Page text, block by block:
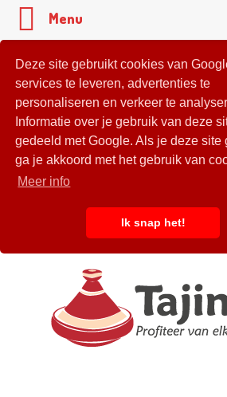
Deze site gebruikt cookies van
services te leveren, advertenties te
personaliseren en verkeer te
Informatie over je gebruik van deze
gedeeld met Google. Als je deze site
ga je akkoord met het gebruik van
Meer info
Ik snap het!
Menu